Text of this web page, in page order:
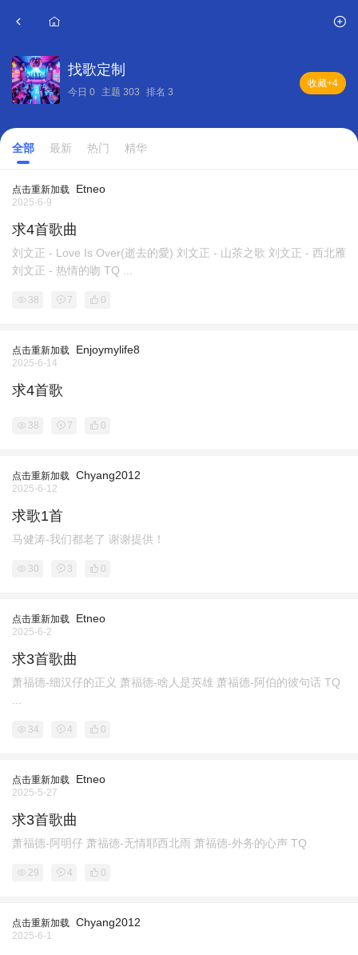
收藏+4
找歌定制
今日 0 主题 303 排名 3
全部 最新 热门 精华
点击重新加载 Etneo
2025-6-9
求4首歌曲
刘文正 - Love Is Over(逝去的愛) 刘文正 - 山茶之歌 刘文正 - 西北雁
刘文正 - 热情的吻 TQ ...
38 7 0
点击重新加载 Enjoymylife8
2025-6-14
求4首歌
38 7 0
点击重新加载 Chyang2012
2025-6-12
求歌1首
马健涛-我们都老了 谢谢提供！
30 3 0
点击重新加载 Etneo
2025-6-2
求3首歌曲
萧福德-细汉仔的正义 萧福德-啥人是英雄 萧福德-阿伯的彼句话 TQ
34 4 0
点击重新加载 Etneo
2025-5-27
求3首歌曲
萧福德-阿明仔 萧福德-无情耶西北雨 萧福德-外务的心声 TQ
29 4 0
点击重新加载 Chyang2012
2025-6-1